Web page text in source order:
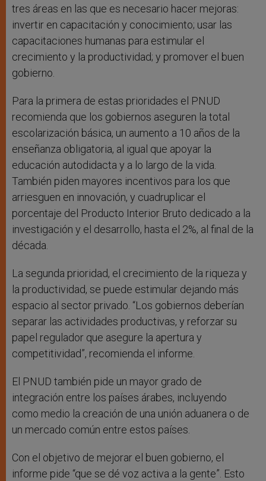
tres áreas en las que es necesario hacer mejoras:
invertir en capacitación y conocimiento; usar las
capacitaciones humanas para estimular el
crecimiento y la productividad; y promover el buen
gobierno.
Para la primera de estas prioridades el PNUD
recomienda que los gobiernos aseguren la total
escolarización básica, un aumento a 10 años de la
enseñanza obligatoria, al igual que apoyar la
educación autodidacta y a lo largo de la vida.
También piden mayores incentivos para los que
arriesguen en innovación, y cuadruplicar el
porcentaje del Producto Interior Bruto dedicado a la
investigación y el desarrollo, hasta el 2%, al final de la
década.
La segunda prioridad, el crecimiento de la riqueza y
la productividad, se puede estimular dejando más
espacio al sector privado. “Los gobiernos deberían
separar las actividades productivas, y reforzar su
papel regulador que asegure la apertura y
competitividad”, recomienda el informe.
El PNUD también pide un mayor grado de
integración entre los países árabes, incluyendo
como medio la creación de una unión aduanera o de
un mercado común entre estos países.
Con el objetivo de mejorar el buen gobierno, el
informe pide “que se dé voz activa a la gente”. Esto